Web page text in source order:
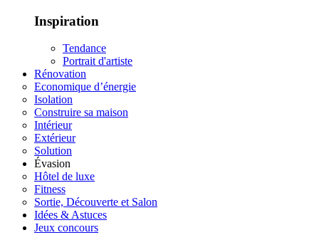
Inspiration
Tendance
Portrait d'artiste
Rénovation
Economique d’énergie
Isolation
Construire sa maison
Intérieur
Extérieur
Solution
Évasion
Hôtel de luxe
Fitness
Sortie, Découverte et Salon
Idées & Astuces
Jeux concours